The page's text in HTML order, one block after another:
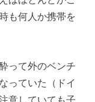
も何人か携帯を
って外のベンチ
っていた（ドイ
意していても子